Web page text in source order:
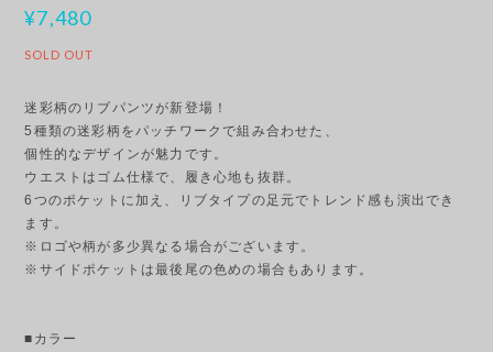
¥7,480
SOLD OUT
迷彩柄のリブパンツが新登場！
5種類の迷彩柄をパッチワークで組み合わせた、
個性的なデザインが魅力です。
ウエストはゴム仕様で、履き心地も抜群。
6つのポケットに加え、リブタイプの足元でトレンド感も演出でき
ます。
※ロゴや柄が多少異なる場合がございます。
※サイドポケットは最後尾の色めの場合もあります。
■カラー